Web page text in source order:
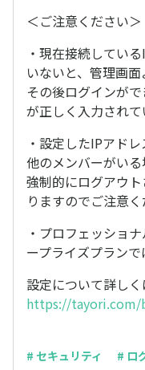
＜ご注意ください＞
・現在接続してい
いないと、管理画面
その後ログインが
が正しく入力されて
・設定したIPアド
他のメンバーがい
強制的にログアウ
りますのでご注意く
・プロフェッショ
ープライズプランで
設定について詳しく
https://tayori.com/
# セキュリティ # ロ